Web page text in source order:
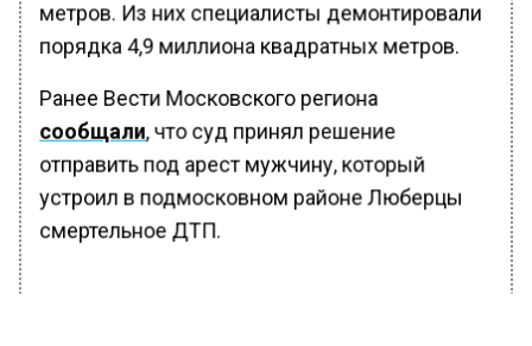
метров. Из них специалисты демонтировали
порядка 4,9 миллиона квадратных метров.
Ранее Вести Московского региона
сообщали, что суд принял решение
отправить под арест мужчину, который
устроил в подмосковном районе Люберцы
смертельное ДТП.